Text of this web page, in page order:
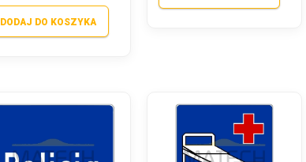
DODAJ DO KOSZYKA